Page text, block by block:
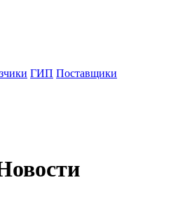
ГИП Поставщики